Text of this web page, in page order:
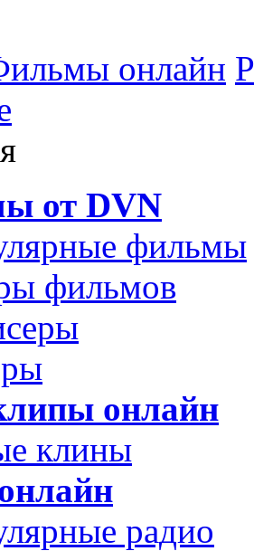
онлайн
от DVN
фильмы
фильмов
онлайн
клины
радио